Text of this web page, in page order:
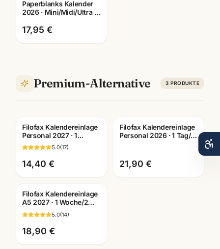
Paperblanks Kalender
2026 · Mini/Midi/Ultra ·
Jahresplaner
17,95 €
Premium-Alternative 3 PRODUKTE
Filofax Kalendereinlage
Personal 2027 · 1
Woche/2 Seiten
deutsch · Art. 27-68440
5.0(17)
14,40 €
Filofax Kalendereinlage
Personal 2026 · 1 Tag/1
21,90 €
Filofax Kalendereinlage
A5 2027 · 1 Woche/2
Seiten deutsch · Art. 27-
68540
5.0(14)
18,90 €